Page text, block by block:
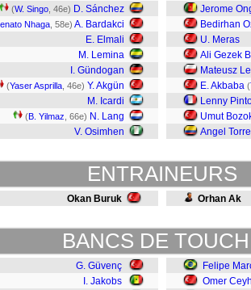
(W. Singo , 46e) D. Sánchez
Nhaga , 58e) A. Bardakci
E. Elmali
M. Lemina
I. Gündogan
(Yaser Asprilla , 46e) Y. Akgün
M. Icardi
(B. Yilmaz , 66e) N. Lang
V. Osimhen
Jerome
Bedirhan
U. Meras
Ali Gezek
Mateusz
E. Akbaba (
Lenny
Umut
Angel
ENTRAINEURS
Okan Buruk Orhan Ak
BANCS DE
G. Güvenç
I. Jakobs
Felipe
Omer